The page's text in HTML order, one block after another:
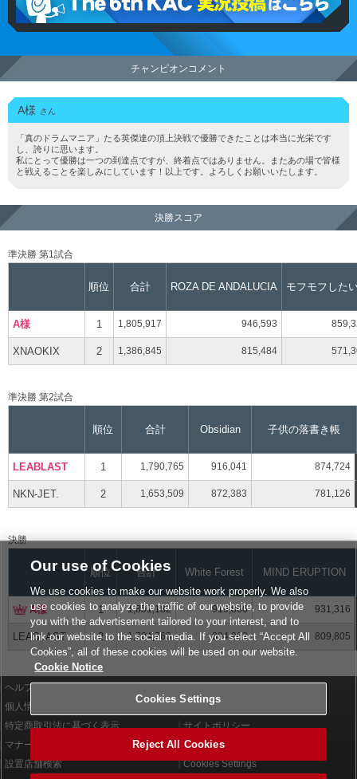
eAMUSEMENTアプリ The 6th KAC GITADORA DrumMa
チャンピオンコメント
A様 さん
「真のドラムマニア」たる英傑達の頂上決戦で優勝できたことは本当に光栄です
し、誇りに思います。
私にとって優勝は一つの到達点ですが、終着点ではありません。またあの場で皆様
と戦えることを楽しみにしています！以上です。よろしくお願いいたします。
決勝スコア
準決勝 第1試合
順位 合計 ROZA DE ANDALUCIA モフモフした
1 1,805,917 946,593
2 1,386,845 815,484
A様
XNAOKIX
準決勝 第2試合
順位 合計 Obsidian 子供の落書き帳
1 1,790,765 916,041 874,724
2 1,653,509 872,383 781,126
LEABLAST
NKN-JET.
決勝
順位 合計 White Forest MIND ERUPTION
1 1,851,182 919,866 931,316
2 1,704,768 894,963 809,805
A様
LEABLAST
ヘルプ
個人情報等保護方針
外部送信について
特定商取引法に基づく表示
サイトポリシー
マナー＆ルール
お問い合わせ
設置店舗検索
Cookies Settings
Our use of Cookies
We use cookies to make our website work properly. We also
use cookies to analyze the traffic of our website, to provide
you with the advertisement tailored to your interest, and to
link our website to the social media. If you select “Accept All
Cookies”, all of these cookies will be used on our website.
Cookie Notice
Cookies Settings
Reject All Cookies